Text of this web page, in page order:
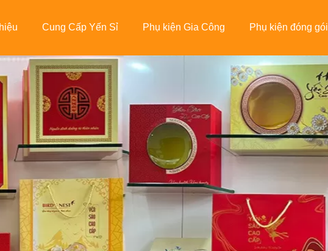
Cung Cấp Yến Sỉ Phụ kiện Gia Công Phụ kiện đóng gói